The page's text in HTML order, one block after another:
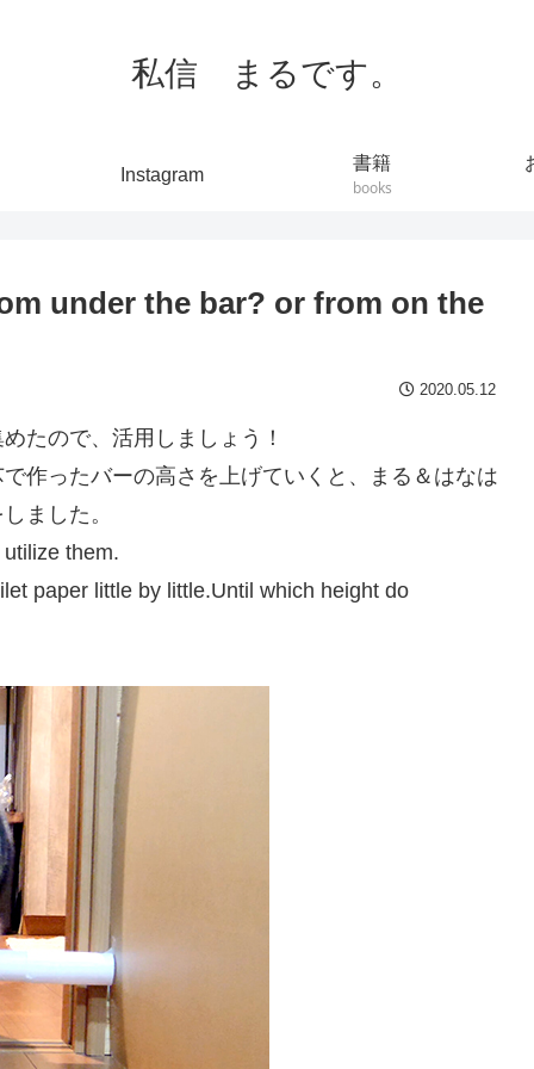
私信 まるです。
Instagram
書籍
books
under the bar? or from on the
2020.05.12
たので、活用しましょう！
作ったバーの高さを上げていくと、まる＆はなは
ました。
them.
paper little by little.Until which height do